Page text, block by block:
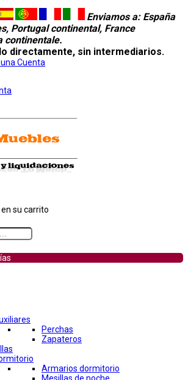
Enviamos a: España
Portugal continental, France
continentale.
directamente, sin intermediarios.
Cuenta
su carrito
Perchas
Zapateros
Armarios dormitorio